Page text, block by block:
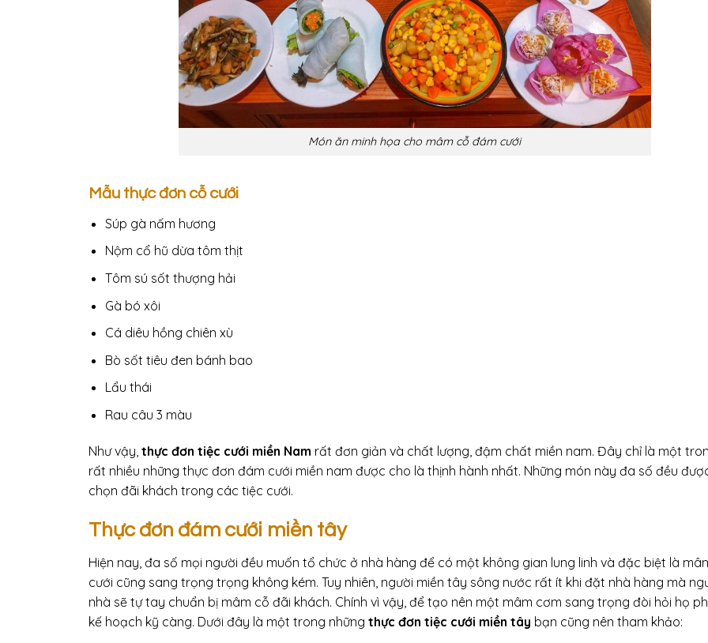
Món ăn minh họa cho mâm cỗ đám cưới
Mẫu thực đơn cỗ cưới
Súp gà nấm hương
Nộm cổ hũ dừa tôm thịt
Tôm sú sốt thượng hải
Gà bó xôi
Cá diêu hồng chiên xù
Bò sốt tiêu đen bánh bao
Lẩu thái
Rau câu 3 màu
Như vậy, thực đơn tiệc cưới miền Nam rất đơn giản và chất lượng, đậm chất miền nam. Đây chỉ là một
rất nhiều những thực đơn đám cưới miền nam được cho là thịnh hành nhất. Những món này đa số đều
chọn đãi khách trong các tiệc cưới.
Thực đơn đám cưới miền tây
Hiện nay, đa số mọi người đều muốn tổ chức ở nhà hàng để có một không gian lung linh và đặc biệt là
cưới cũng sang trọng trọng không kém. Tuy nhiên, người miền tây sông nước rất ít khi đặt nhà hàng mà
nhà sẽ tự tay chuẩn bị mâm cỗ đãi khách. Chính vì vậy, để tạo nên một mâm cơm sang trọng đòi hỏi họ
kế hoạch kỹ càng. Dưới đây là một trong những thực đơn tiệc cưới miền tây bạn cũng nên tham khảo: